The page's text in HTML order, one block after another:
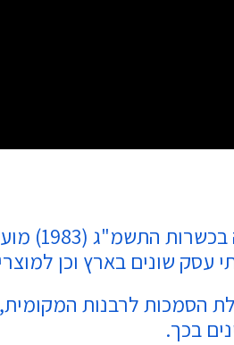
על פי
שונים בארץ וכן
הסמכות לרבנות
בכך.